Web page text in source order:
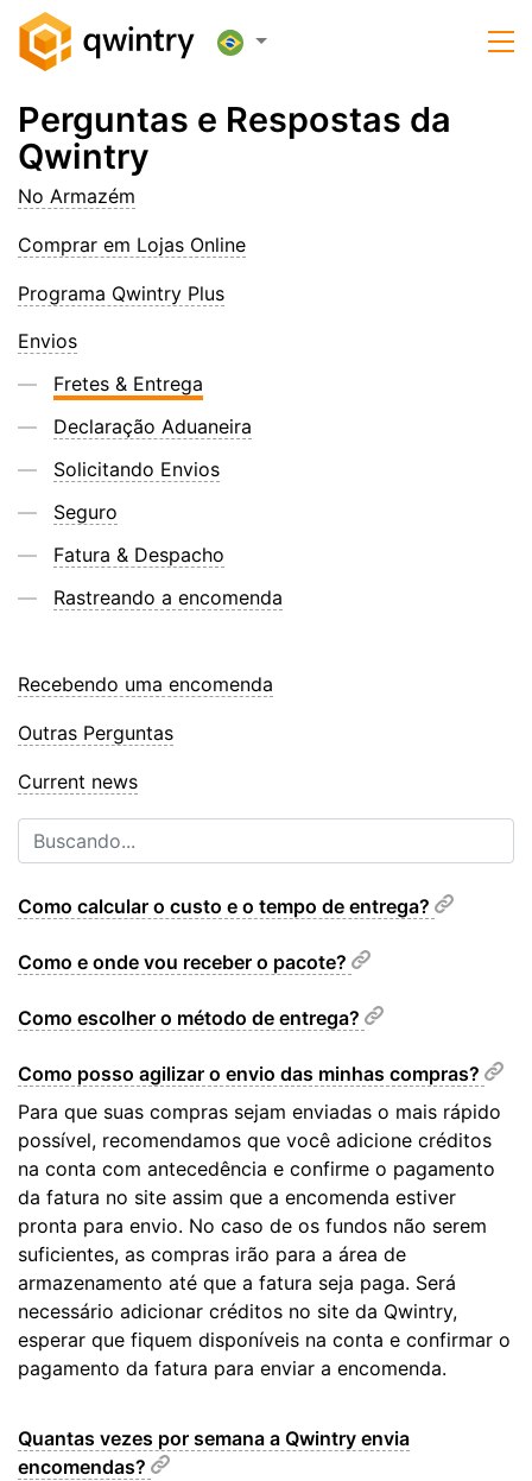
Perguntas e Respostas da
Qwintry
No Armazém
Comprar em Lojas Online
Programa Qwintry Plus
Envios
Fretes & Entrega
Declaração Aduaneira
Solicitando Envios
Seguro
Fatura & Despacho
Rastreando a encomenda
Recebendo uma encomenda
Outras Perguntas
Current news
Como calcular o custo e o tempo de entrega?
Como e onde vou receber o pacote?
Como escolher o método de entrega?
Como posso agilizar o envio das minhas compras?
Para que suas compras sejam enviadas o mais rápido
possível, recomendamos que você adicione créditos
na conta com antecedência e confirme o pagamento
da fatura no site assim que a encomenda estiver
pronta para envio. No caso de os fundos não serem
suficientes, as compras irão para a área de
armazenamento até que a fatura seja paga. Será
necessário adicionar créditos no site da Qwintry,
esperar que fiquem disponíveis na conta e confirmar o
pagamento da fatura para enviar a encomenda.
Quantas vezes por semana a Qwintry envia
encomendas?